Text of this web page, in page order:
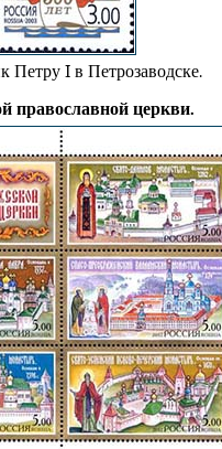
I в Петрозаводске.
православной церкви.